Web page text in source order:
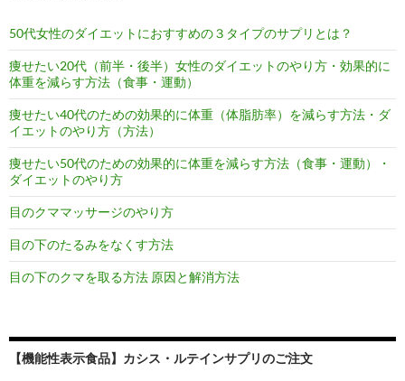
50代女性のダイエットにおすすめの３タイプのサプリとは？
痩せたい20代（前半・後半）女性のダイエットのやり方・効果的に
体重を減らす方法（食事・運動）
痩せたい40代のための効果的に体重（体脂肪率）を減らす方法・ダ
イエットのやり方（方法）
痩せたい50代のための効果的に体重を減らす方法（食事・運動）・
ダイエットのやり方
目のクママッサージのやり方
目の下のたるみをなくす方法
目の下のクマを取る方法 原因と解消方法
【機能性表示食品】カシス・ルテインサプリのご注文